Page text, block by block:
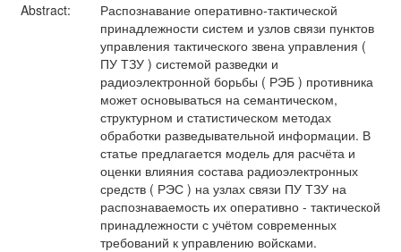
Abstract:
Распознавание оперативно-тактической
принадлежности систем и узлов связи пунктов
управления тактического звена управления (
ПУ ТЗУ ) системой разведки и
радиоэлектронной борьбы ( РЭБ ) противника
может основываться на семантическом,
структурном и статистическом методах
обработки разведывательной информации. В
статье предлагается модель для расчёта и
оценки влияния состава радиоэлектронных
средств ( РЭС ) на узлах связи ПУ ТЗУ на
распознаваемость их оперативно - тактической
принадлежности с учётом современных
требований к управлению войсками.